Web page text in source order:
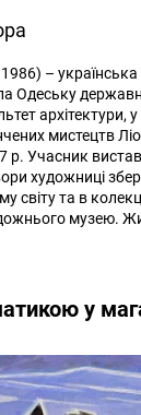
–
Одеську
архітектури,
мистецтв
р. Учасник
художниці
світу та в
музею.
у